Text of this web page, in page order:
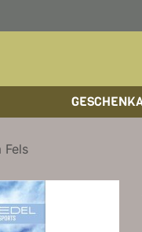
LEHRBÜCHER
KALENDER
Fels